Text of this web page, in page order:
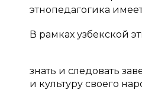
этнопедагогика
В рамках узбекской
знать и следовать
и культуру своего